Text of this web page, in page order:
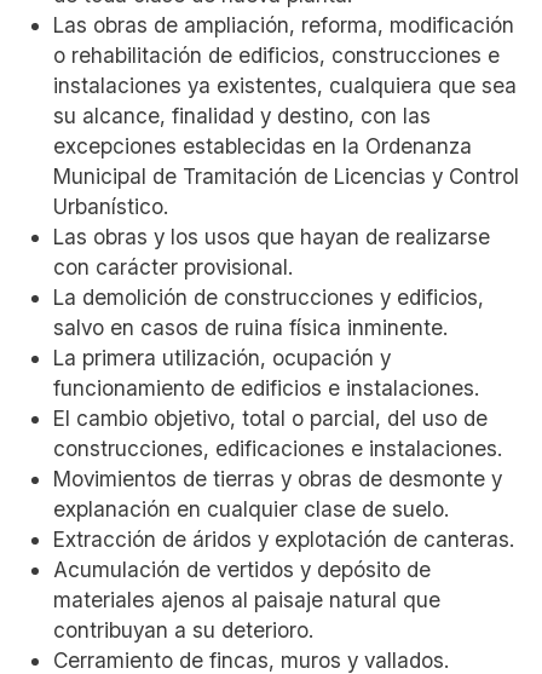
Las obras de ampliación, reforma, modificación
o rehabilitación de edificios, construcciones e
instalaciones ya existentes, cualquiera que sea
su alcance, finalidad y destino, con las
excepciones establecidas en la Ordenanza
Municipal de Tramitación de Licencias y Control
Urbanístico.
Las obras y los usos que hayan de realizarse
con carácter provisional.
La demolición de construcciones y edificios,
salvo en casos de ruina física inminente.
La primera utilización, ocupación y
funcionamiento de edificios e instalaciones.
El cambio objetivo, total o parcial, del uso de
construcciones, edificaciones e instalaciones.
Movimientos de tierras y obras de desmonte y
explanación en cualquier clase de suelo.
Extracción de áridos y explotación de canteras.
Acumulación de vertidos y depósito de
materiales ajenos al paisaje natural que
contribuyan a su deterioro.
Cerramiento de fincas, muros y vallados.